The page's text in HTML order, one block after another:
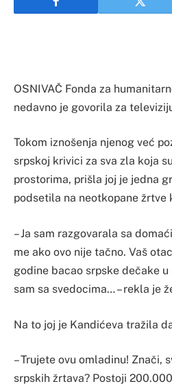
OSNIVAČ Fonda za
nedavno je govorila za
Tokom iznošenja njenog već
srpskoj krivici za sva zla koja
prostorima, prišla joj je jedna
podsetila na neotkopane
– Ja sam razgovarala sa
me ako ovo nije tačno. Vaš
godine bacao srpske dečake
sam sa svedocima… – rekla je
Na to joj je Kandićeva tražila
– Trujete ovu omladinu! Znači,
srpskih žrtava? Postoji